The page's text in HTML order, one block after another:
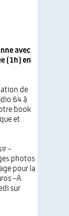
avec
(1h) en
de
64 à
book
et
-
photos
pour la
-A
sur